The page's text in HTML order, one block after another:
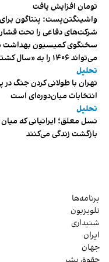
تومان افزایش یافت
واشینگتن‌پست: پنتاگون
شرکت‌های دفاعی را تحت
سخنگوی کمیسیون بهداشت
می‌تواند ۱۴۰۶ را به «سال کشتار بیماران» تبدیل کند
تحلیل
تهران با طولانی کردن جنگ
انتخابات میان‌دوره‌ای است
تحلیل
نسل معلق؛ ایرانیانی که
بازگشت زندگی می‌کنند
برنامه‌ها
تلویزیون
شنیداری
ایران
جهان